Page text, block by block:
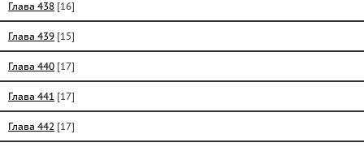
Глава 438 [16]
Глава 439 [15]
Глава 440 [17]
Глава 441 [17]
Глава 442 [17]